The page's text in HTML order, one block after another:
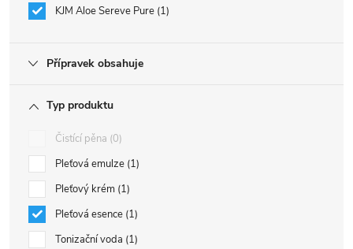
KJM Aloe Sereve Pure 1
Přípravek obsahuje
Typ produktu
Čistící pěna 0
Pleťová emulze 1
Pleťový krém 1
Pleťová esence 1
Tonizační voda 1